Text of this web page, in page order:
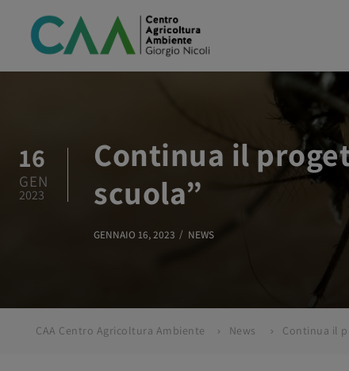
16
GEN
2023
Continua il
scuola”
GENNAIO 16, 2023 NEWS
CAA Centro Agricoltura Ambiente News